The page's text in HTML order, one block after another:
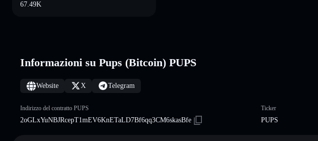
67.49K
Informazioni su Pups (Bitcoin) PUPS
Website X Telegram
Indirizzo del contratto PUPS
2oGLxYuNBJRcepT1mEV6KnETaLD7Bf6qq3CM6skasBfe
Ticker
PUPS